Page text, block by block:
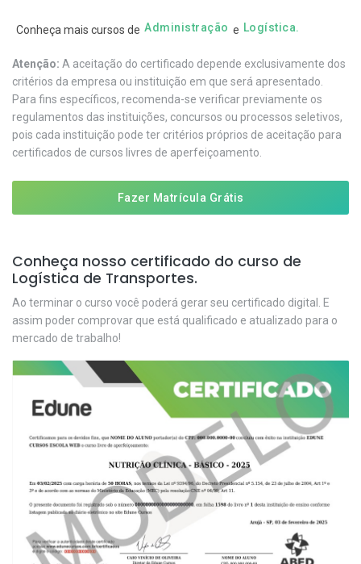
Conheça mais cursos de Administração e Logística.
Atenção: A aceitação do certificado depende exclusivamente dos
critérios da empresa ou instituição em que será apresentado.
Para fins específicos, recomenda-se verificar previamente os
regulamentos das instituições, concursos ou processos seletivos,
pois cada instituição pode ter critérios próprios de aceitação para
certificados de cursos livres de aperfeiçoamento.
Fazer Matrícula Grátis
Conheça nosso certificado do curso de
Logística de Transportes.
Ao terminar o curso você poderá gerar seu certificado digital. E
assim poder comprovar que está qualificado e atualizado para o
mercado de trabalho!